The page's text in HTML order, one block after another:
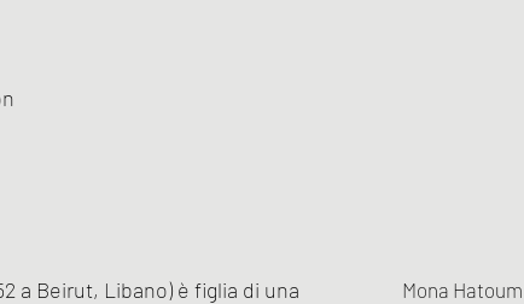
a Beirut, Libano) è figlia di una
Mona Hatoum